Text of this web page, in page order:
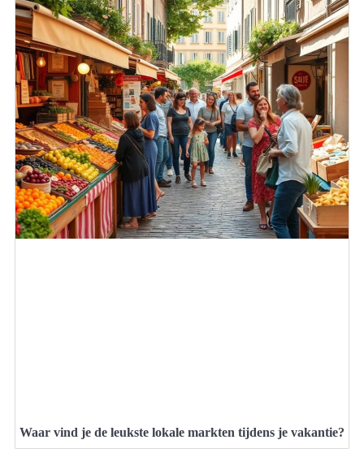
Waar vind je de leukste lokale markten tijdens je vakantie?